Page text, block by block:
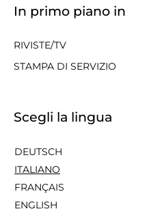
In primo piano in
RIVISTE/TV
STAMPA DI SERVIZIO
Scegli la lingua
DEUTSCH
ITALIANO
FRANÇAIS
ENGLISH